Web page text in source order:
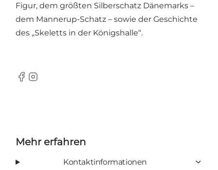
Figur, dem größten Silberschatz Dänemarks –
dem Mannerup-Schatz – sowie der Geschichte
des „Skeletts in der Königshalle“.
Facebook
Instagram
Mehr erfahren
Kontaktinformationen